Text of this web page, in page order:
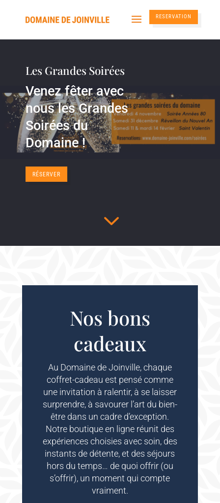
RESERVATION
Les Grandes Soirées
Venez fêter avec
nous les Grandes
Soirées du
Domaine !
RÉSERVER
3
Nos bons
cadeaux
Au Domaine de Joinville, chaque
coffret-cadeau est pensé comme
une invitation à ralentir, à se laisser
surprendre, à savourer l’art du bien-
être dans un cadre d’exception.
Notre boutique en ligne réunit des
expériences choisies avec soin, des
instants de détente, et des séjours
hors du temps… de quoi offrir (ou
s’offrir), un moment qui compte
vraiment.